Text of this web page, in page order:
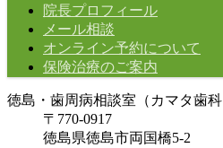
院長プロフィール
メール相談
オンライン予約について
保険治療のご案内
徳島・歯周病相談室（カマタ歯科
〒770-0917
徳島県徳島市両国橋5-2